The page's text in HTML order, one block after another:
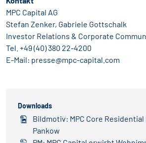
MPC Capital AG
Stefan Zenker, Gabriele Gottschalk
Investor Relations & Corporate
Tel. +49 (40) 380 22-4200
E-Mail: presse@mpc-capital.com
Downloads
Bildmotiv: MPC Core
Pankow